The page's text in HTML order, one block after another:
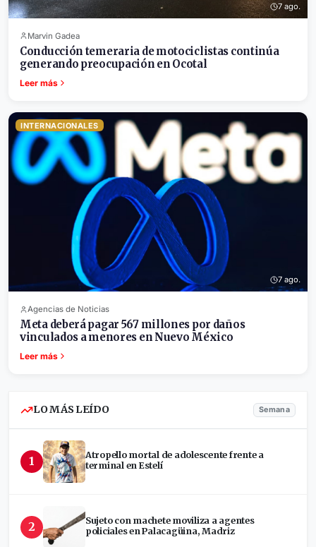
7 ago.
Marvin Gadea
Conducción temeraria de motociclistas continúa
generando preocupación en Ocotal
Leer más
INTERNACIONALES
7 ago.
Agencias de Noticias
Meta deberá pagar 567 millones por daños
vinculados a menores en Nuevo México
Leer más
LO MÁS LEÍDO Semana
1
Atropello mortal de adolescente frente a
terminal en Estelí
2
Sujeto con machete moviliza a agentes
policiales en Palacagüina, Madriz